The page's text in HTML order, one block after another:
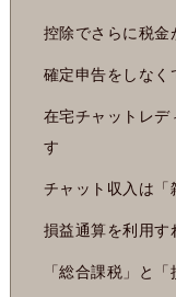
控除でさらに税金
確定申告をしなく
在宅チャットレデ
す
チャット収入は「
損益通算を利用す
「総合課税」と「